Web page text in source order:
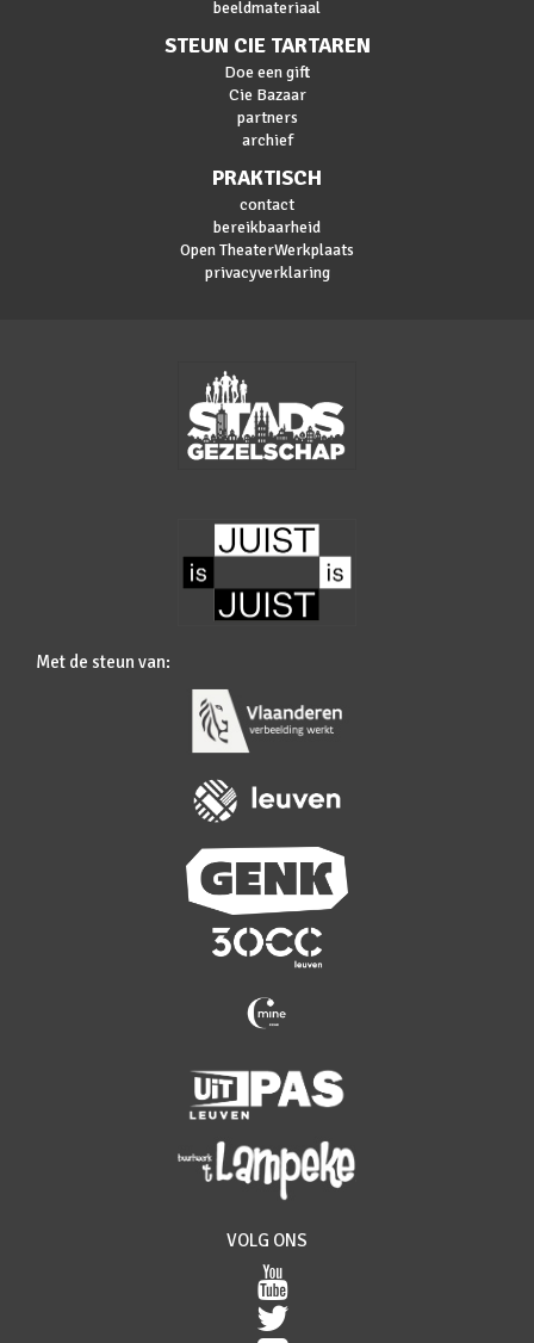
beeldmateriaal
STEUN CIE TARTAREN
Doe een gift
Cie Bazaar
partners
archief
PRAKTISCH
contact
bereikbaarheid
Open TheaterWerkplaats
privacyverklaring
Met de steun van:
VOLG ONS